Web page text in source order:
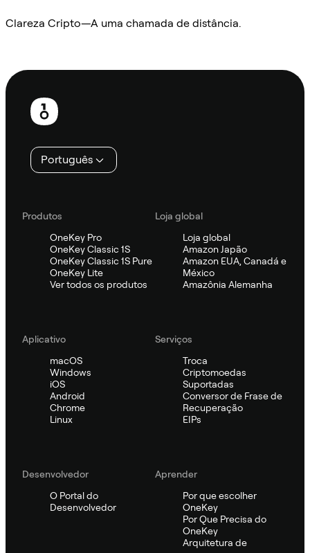
Clareza Cripto—A uma chamada de distância.
Rodapé
Português
Produtos
OneKey Pro
OneKey Classic 1S
OneKey Classic 1S Pure
OneKey Lite
Ver todos os produtos
Loja global
Loja global
Amazon Japão
Amazon EUA, Canadá e
México
Amazônia Alemanha
Aplicativo
macOS
Windows
iOS
Android
Chrome
Linux
Serviços
Troca
Criptomoedas
Suportadas
Conversor de Frase de
Recuperação
EIPs
Desenvolvedor
O Portal do
Desenvolvedor
Aprender
Por que escolher
OneKey
Por Que Precisa do
OneKey
Arquitetura de